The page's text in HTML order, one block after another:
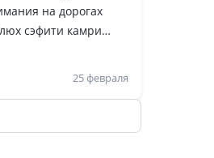
на дорогах
сэфити камри
это класс
после 70
я кроме тайоты
25 февраля